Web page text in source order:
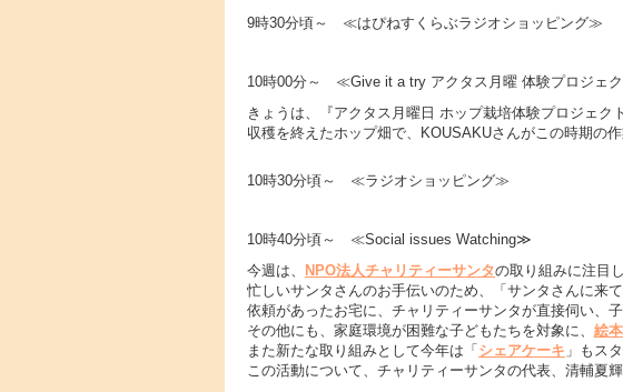
9時30分頃～ ≪はぴねすくらぶラジオショッピング≫
10時00分～ ≪Give it a try アクタス月曜 体験プロジェ
きょうは、『アクタス月曜日 ホップ栽培体験プロジェク
収穫を終えたホップ畑で、KOUSAKUさんがこの時期の
10時30分頃～ ≪ラジオショッピング≫
10時40分頃～ ≪Social issues Watching≫
今週は、
NPO法人チャリティーサンタの取り組みに注目
忙しいサンタさんのお手伝いのため、「サンタさんに来
依頼があったお宅に、チャリティーサンタが直接伺い、
その他にも、家庭環境が困難な子どもたちを対象に、 絵
また新たな取り組みとして今年は「 シェアケーキ 」もス
この活動について、チャリティーサンタの代表、清輔夏